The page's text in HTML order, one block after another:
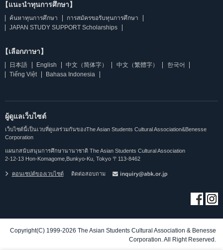
【แนะนำทุนการศึกษา】
ค้นหาทุนการศึกษา
การสมัครขอรับทุนการศึกษา
JAPAN STUDY SUPPORT Scholarships
【เลือกภาษา】
日本語 English 中文（简体字） 中文（繁體字）
한국어
Tiếng Việt
Bahasa Indonesia
ผู้ดูแลเว็บไซต์
เว็บไซต์นี้เป็นเวบที่ดูแลร่วมกันของThe Asian Students Cultural Association&Benesse
Corporation
แผนกสนับสนุนการศึกษานานาชาติ The Asian Students Cultural Association
2-12-13 Hon-Komagome,Bunkyo-Ku, Tokyo 〒113-8462
คอนเซปต์ของเวบไซต์ ติดต่อสอบถาม
Copyright(C) 1999-2026 The Asian Students Cultural Association & Benesse
Corporation. All Right Reserved.